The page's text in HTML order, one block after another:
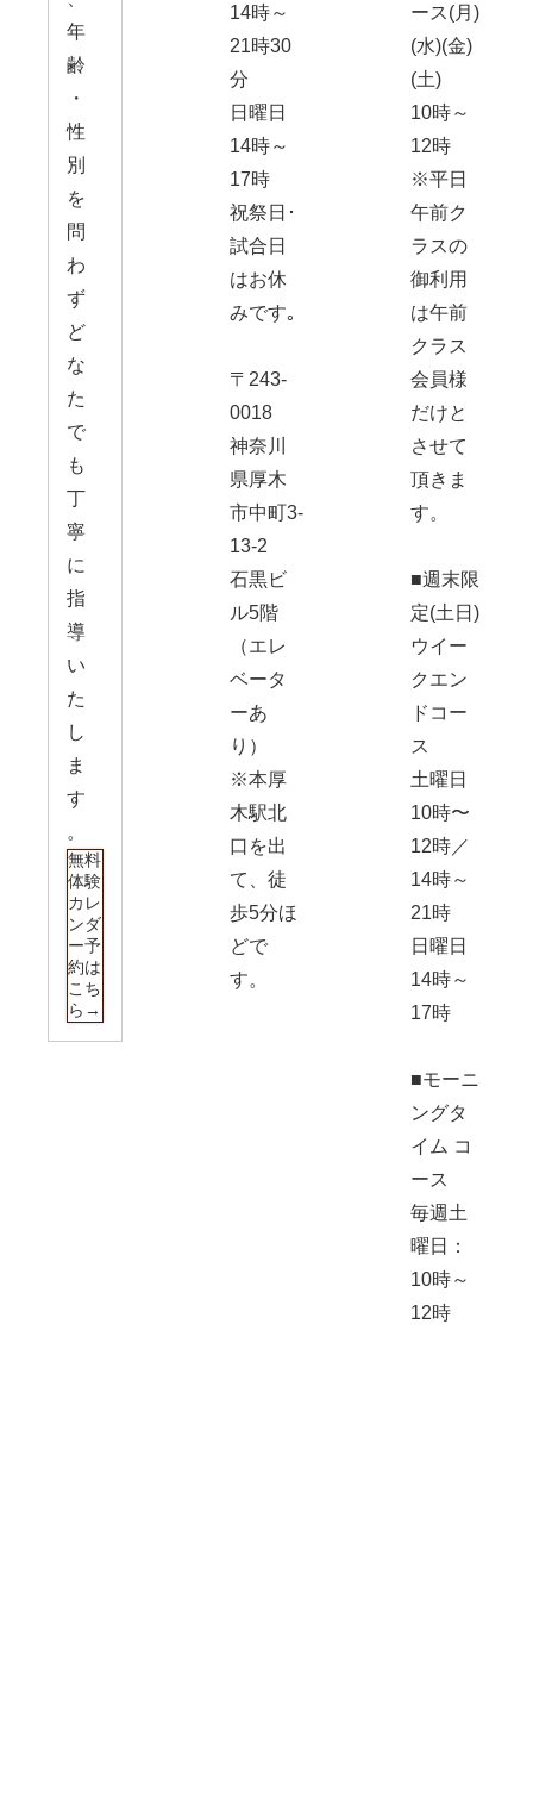
年
齢
・
性
別
を
問
わ
ず
ど
な
た
で
も
丁
寧
に
指
導
い
た
し
ま
す
。
無料
体験
カレ
ンダ
ー予
約は
こち
ら→
14時～
21時30
分
日曜日
14時～
17時
祝祭日･
試合日
はお休
みです｡
〒243-
0018
神奈川
県厚木
市中町3-
13-2
石黒ビ
ル5階
（エレ
ベータ
ーあ
り）
※本厚
木駅北
口を出
て、徒
歩5分ほ
どで
す。
ース(月)
(水)(金)
(土)
10時～
12時
※平日
午前ク
ラスの
御利用
は午前
クラス
会員様
だけと
させて
頂きま
す。
■週末限
定(土日)
ウイー
クエン
ドコー
ス
土曜日
10時〜
12時／
14時～
21時
日曜日
14時～
17時
■モーニ
ングタ
イム コ
ース
毎週土
曜日：
10時～
12時